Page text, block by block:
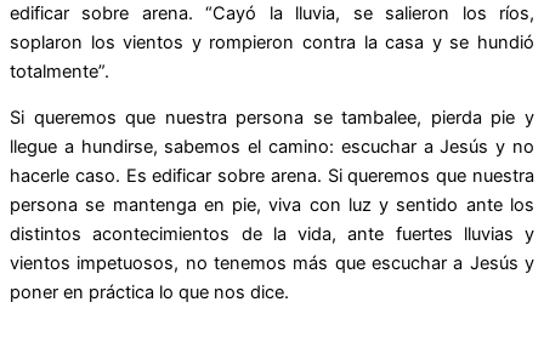
edificar sobre arena. “Cayó la lluvia, se salieron los ríos,
soplaron los vientos y rompieron contra la casa y se hundió
totalmente”.
Si queremos que nuestra persona se tambalee, pierda pie y
llegue a hundirse, sabemos el camino: escuchar a Jesús y no
hacerle caso. Es edificar sobre arena. Si queremos que nuestra
persona se mantenga en pie, viva con luz y sentido ante los
distintos acontecimientos de la vida, ante fuertes lluvias y
vientos impetuosos, no tenemos más que escuchar a Jesús y
poner en práctica lo que nos dice.